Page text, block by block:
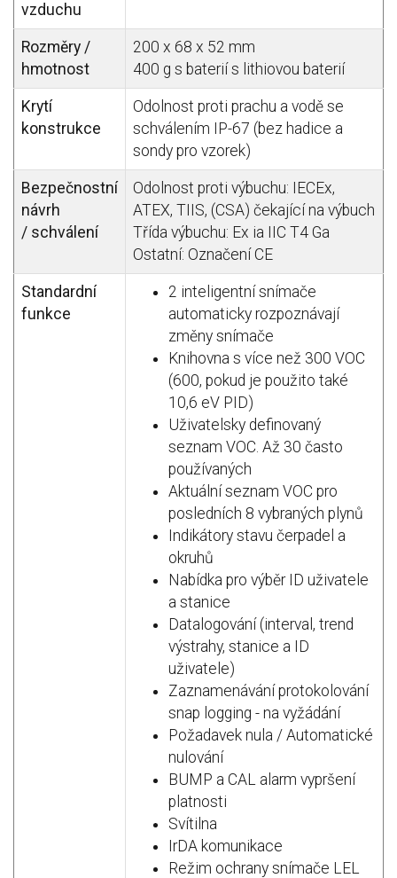
vzduchu
Rozměry / ​​
hmotnost
200 x 68 x 52 mm
400 g s baterií s lithiovou baterií
Krytí
konstrukce
Odolnost proti prachu a vodě se
schválením IP-67 (bez hadice a
sondy pro vzorek)
Bezpečnostní
návrh
/ schválení
Odolnost proti výbuchu: IECEx,
ATEX, TIIS, (CSA) čekající na výbuch
Třída výbuchu: Ex ia IIC T4 Ga
Ostatní: Označení CE
Standardní
funkce
2 inteligentní snímače
automaticky rozpoznávají
změny snímače
Knihovna s více než 300 VOC
(600, pokud je použito také
10,6 eV PID)
Uživatelsky definovaný
seznam VOC. Až 30 často
používaných
Aktuální seznam VOC pro
posledních 8 vybraných plynů
Indikátory stavu čerpadel a
okruhů
Nabídka pro výběr ID uživatele
a stanice
Datalogování (interval, trend
výstrahy, stanice a ID
uživatele)
Zaznamenávání protokolování
snap logging - na vyžádání
Požadavek nula / Automatické
nulování
BUMP a CAL alarm vypršení
platnosti
Svítilna
IrDA komunikace
Režim ochrany snímače LEL